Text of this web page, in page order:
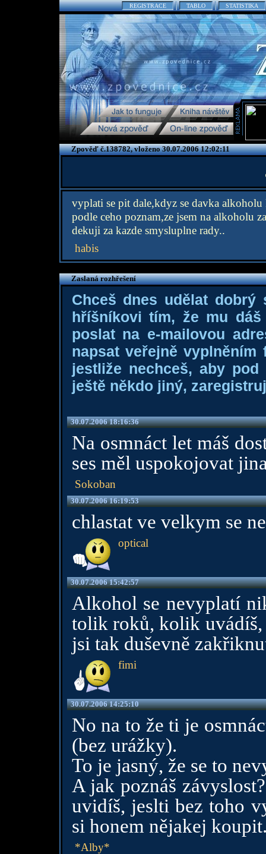
REGISTRACE TABLO STATISTIKA
Zpověď č.138782, vloženo 30.07.2006 12:02:11
vyplati se pit dale,kdyz se davka
podle ceho poznam,ze jsem na alkoholu
dekuji za kazde smysluplne rady..
habis
Zaslaná rozhřešení
Chceš dnes udělat dobrý
hříšníkovi tím, že mu
poslat na e-mailovou
napsat veřejně
jestliže nechceš, aby
ještě někdo jiný,
30.07.2006 18:16:36
Na osmnáct let máš
ses měl uspokojovat
Sokoban
30.07.2006 16:19:53
chlastat ve velkym se
optical
30.07.2006 15:42:57
Alkohol se nevyplatí
tolik roků, kolik uvádíš,
jsi tak duševně
fimi
30.07.2006 14:25:10
No na to že ti je
(bez urážky).
To je jasný, že se to
A jak poznáš
uvidíš, jeslti bez toho
si honem nějakej
*Alby*